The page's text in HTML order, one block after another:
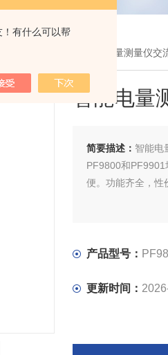
有什么可以帮
> PF9800智能电量测量仪交
智能电量
简要描述： 智能电
PF9800和
便。功能齐全，性
产品型号：
更新时间：